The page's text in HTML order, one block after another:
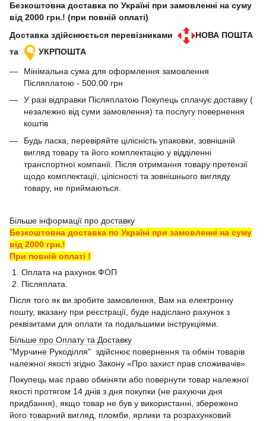
Безкоштовна доставка по Україні при замовленні на суму
від 2000 грн.! (при повній оплаті)
Доставка здійснюється перевізниками
НОВА ПОШТА
та
УКРПОШТА
Мінімальна сума для оформлення замовлення
Післяплатою - 500.00 грн
У разі відправки Післяплатою Покупець сплачує доставку (
незалежно від суми замовлення) та послугу повернення
коштів
Будь ласка, перевіряйте цілісність упаковки, зовнішній
вигляд товару та його комплектацію у відділенні
транспортної компанії. Після отримання товару претензії
щодо комплектації, цілісності та зовнішнього вигляду
товару, не приймаються.
Більше інформації про доставку
Безкоштовна доставка по Україні при замовленні на суму
від 2000 грн.!
При повній оплаті !
1. Оплата на рахунок ФОП
2. Післяплата.
Після того як ви зробите замовлення, Вам на електронну
пошту, вказану при реєстрації, буде надіслано рахунок з
реквізитами для оплати та подальшими інструкціями.
Більше про Оплату та Доставку
"Мурчине Рукоділля" здійснює повернення та обмін товарів
належної якості згідно Закону «Про захист прав споживачів».
Покупець має право обміняти або повернути товар належної
якості протягом 14 днів з дня покупки (не рахуючи дня
придбання), якщо товар не був у використанні, збережено
його товарний вигляд, пломби, ярлики та розрахунковий